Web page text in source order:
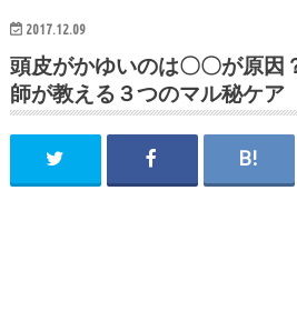
2017.12.09
頭皮がかゆいのは〇〇が原因
師が教える３つのマル秘ケア